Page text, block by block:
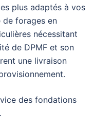
plus adaptés à vos
de forages en
nécessitant
de DPMF et son
une livraison
des fondations